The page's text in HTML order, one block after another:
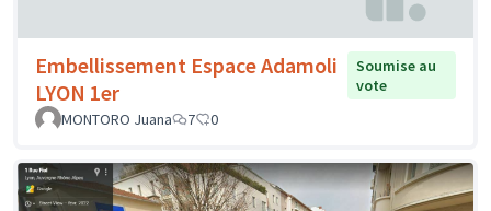
Embellissement Espace Adamoli
LYON 1er
Soumise au
vote
MONTORO Juana
7 0